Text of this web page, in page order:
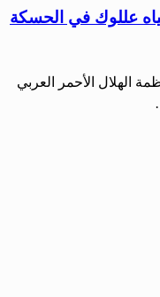
عللوك في الحسكة
الهلال الأحمر العربي